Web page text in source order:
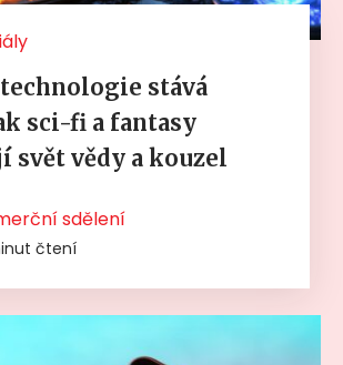
stává
sci-fi a fantasy
svět vědy a kouzel
sdělení
čtení